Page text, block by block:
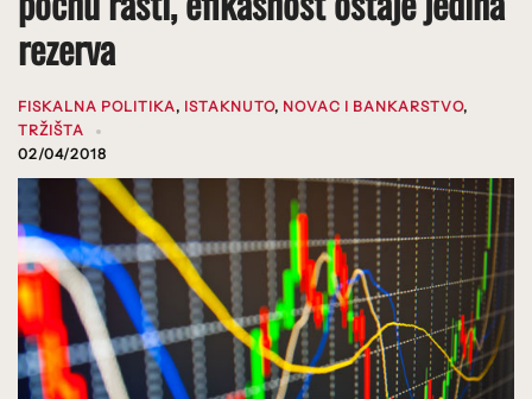
rezerva
FISKALNA POLITIKA, ISTAKNUTO, NOVAC I BANKARSTVO,
TRŽIŠTA
02/04/2018